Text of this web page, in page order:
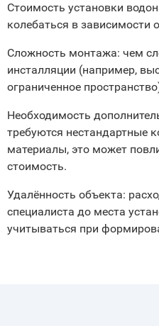
Стоимость установки
колебаться в зависимости
Сложность монтажа: чем
инсталляции (например,
ограниченное
Необходимость
требуются нестандартные
материалы, это может
стоимость.
Удалённость объекта:
специалиста до места
учитываться при